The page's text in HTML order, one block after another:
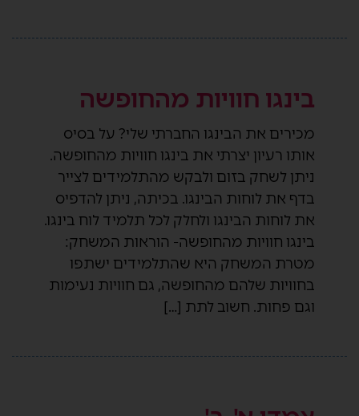
בינגו חוויות מהחופשה
מכירים את הבינגו החברתי שלי? על בסיס
אותו רעיון יצרתי את בינגו חוויות מהחופשה.
ניתן לשחק בזום ולבקש מהתלמידים לצייר
בדף את לוחות הבינגו. בכיתה, ניתן להדפיס
את לוחות הבינגו ולחלק לכל תלמיד לוח בינגו.
בינגו חוויות מהחופשה- הוראות המשחק:
מטרת המשחק היא שהתלמידים ישתפו
בחוויות שלהם מהחופשה, גם חוויות נעימות
וגם פחות. חשוב לתת […]